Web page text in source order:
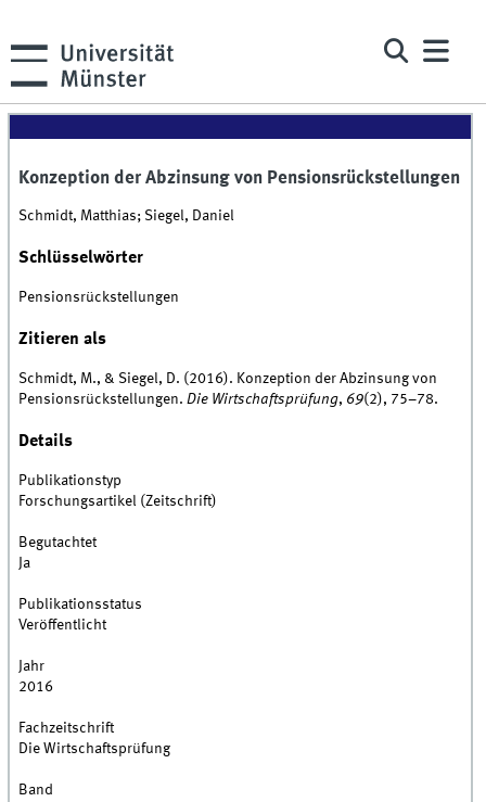
Konzeption der Abzinsung von Pensionsrückstellungen
Schmidt, Matthias; Siegel, Daniel
Schlüsselwörter
Pensionsrückstellungen
Zitieren als
Schmidt, M., & Siegel, D. (2016). Konzeption der Abzinsung von
Pensionsrückstellungen.Die Wirtschaftsprüfung, 69(2), 75–78.
Details
Publikationstyp
Forschungsartikel (Zeitschrift)
Begutachtet
Ja
Publikationsstatus
Veröffentlicht
Jahr
2016
Fachzeitschrift
Die Wirtschaftsprüfung
Band